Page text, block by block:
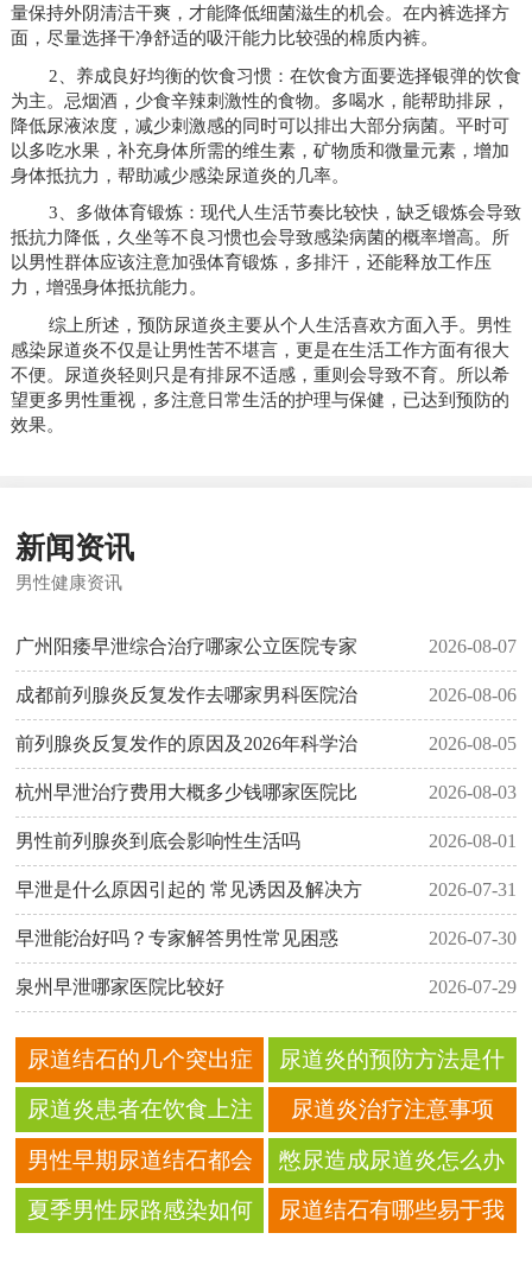
量保持外阴清洁干爽，才能降低细菌滋生的机会。在内裤选择方
面，尽量选择干净舒适的吸汗能力比较强的棉质内裤。
2、养成良好均衡的饮食习惯：在饮食方面要选择银弹的饮食
为主。忌烟酒，少食辛辣刺激性的食物。多喝水，能帮助排尿，
降低尿液浓度，减少刺激感的同时可以排出大部分病菌。平时可
以多吃水果，补充身体所需的维生素，矿物质和微量元素，增加
身体抵抗力，帮助减少感染尿道炎的几率。
3、多做体育锻炼：现代人生活节奏比较快，缺乏锻炼会导致
抵抗力降低，久坐等不良习惯也会导致感染病菌的概率增高。所
以男性群体应该注意加强体育锻炼，多排汗，还能释放工作压
力，增强身体抵抗能力。
综上所述，预防尿道炎主要从个人生活喜欢方面入手。男性
感染尿道炎不仅是让男性苦不堪言，更是在生活工作方面有很大
不便。尿道炎轻则只是有排尿不适感，重则会导致不育。所以希
望更多男性重视，多注意日常生活的护理与保健，已达到预防的
效果。
新闻资讯
男性健康资讯
广州阳痿早泄综合治疗哪家公立医院专家 2026-08-07
成都前列腺炎反复发作去哪家男科医院治 2026-08-06
前列腺炎反复发作的原因及2026年科学治 2026-08-05
杭州早泄治疗费用大概多少钱哪家医院比 2026-08-03
男性前列腺炎到底会影响性生活吗 2026-08-01
早泄是什么原因引起的 常见诱因及解决方 2026-07-31
早泄能治好吗？专家解答男性常见困惑 2026-07-30
泉州早泄哪家医院比较好 2026-07-29
尿道结石的几个突出症
状
尿道炎的预防方法是什
么
尿道炎患者在饮食上注
意什么
尿道炎治疗注意事项
男性早期尿道结石都会
有哪些症状
憋尿造成尿道炎怎么办
好？
夏季男性尿路感染如何
尿道结石有哪些易于我